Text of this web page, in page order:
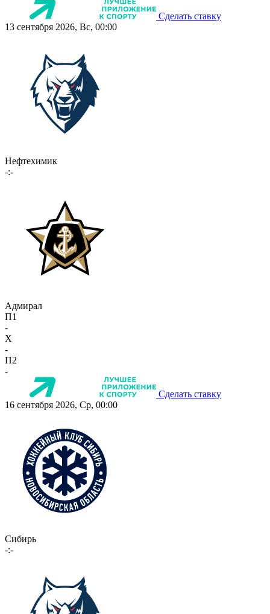
Сделать ставку
13 сентября 2026, Вс, 00:00
Нефтехимик
-:-
Адмирал
П1
-
X
-
П2
-
Сделать ставку
16 сентября 2026, Ср, 00:00
Сибирь
-:-